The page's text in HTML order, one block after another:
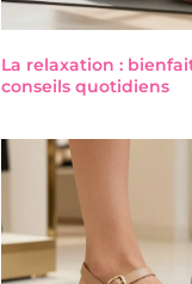
La relaxation :
conseils quotidiens